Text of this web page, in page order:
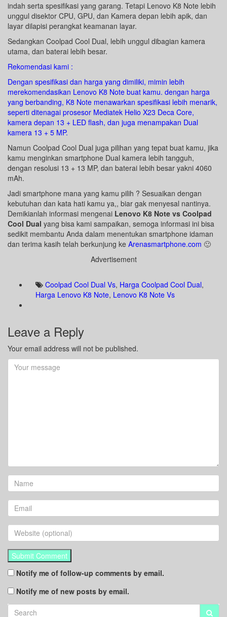
indah serta spesifikasi yang garang. Tetapi Lenovo K8 Note lebih
unggul disektor CPU, GPU, dan Kamera depan lebih apik, dan
layar dilapisi perangkat keamanan layar.
Sedangkan Coolpad Cool Dual, lebih unggul dibagian kamera
utama, dan baterai lebih besar.
Rekomendasi kami :
Dengan spesifikasi dan harga yang dimiliki, mimin lebih
merekomendasikan Lenovo K8 Note buat kamu. dengan harga
yang berbanding, K8 Note menawarkan spesifikasi lebih menarik,
seperti ditenagai prosesor Mediatek Helio X23 Deca Core,
kamera depan 13 + LED flash, dan juga menampakan Dual
kamera 13 + 5 MP.
Namun Coolpad Cool Dual juga pilihan yang tepat buat kamu, jika
kamu menginkan smartphone Dual kamera lebih tangguh,
dengan resolusi 13 + 13 MP, dan baterai lebih besar yakni 4060
mAh.
Jadi smartphone mana yang kamu pilih ? Sesuaikan dengan
kebutuhan dan kata hati kamu ya,, biar gak menyesal nantinya.
Demikianlah informasi mengenai Lenovo K8 Note vs Coolpad
Cool Dual yang bisa kami sampaikan, semoga informasi ini bisa
sedikit membantu Anda dalam menentukan smartphone idaman
dan terima kasih telah berkunjung ke Arenasmartphone.com 🙂
Advertisement
Coolpad Cool Dual Vs, Harga Coolpad Cool Dual,
Harga Lenovo K8 Note, Lenovo K8 Note Vs
Leave a Reply
Your email address will not be published.
Notify me of follow-up comments by email.
Notify me of new posts by email.